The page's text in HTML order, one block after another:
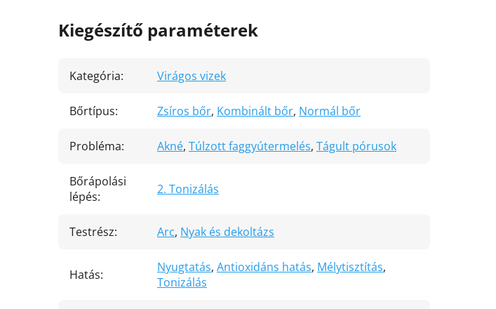
Kiegészítő paraméterek
Kategória: Virágos vizek
Bőrtípus: Zsíros bőr, Kombinált bőr, Normál bőr
Probléma: Akné, Túlzott faggyútermelés, Tágult pórusok
Bőrápolási
lépés: 2. Tonizálás
Testrész: Arc, Nyak és dekoltázs
Hatás: Nyugtatás, Antioxidáns hatás, Mélytisztítás,
Tonizálás